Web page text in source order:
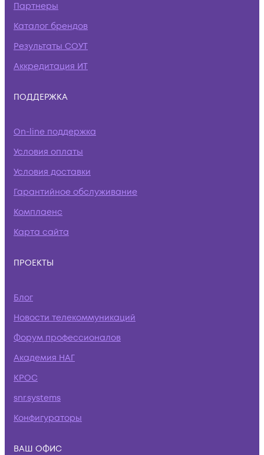
Партнеры
Каталог брендов
Результаты СОУТ
Аккредитация ИТ
ПОДДЕРЖКА
On-line поддержка
Условия оплаты
Условия доставки
Гарантийное обслуживание
Комплаенс
Карта сайта
ПРОЕКТЫ
Блог
Новости телекоммуникаций
Форум профессионалов
Академия НАГ
КРОС
snr.systems
Конфигураторы
ВАШ ОФИС